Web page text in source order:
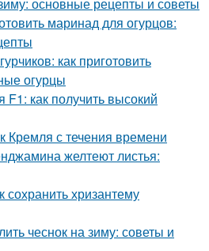
маринад для огурцов:
как приготовить
огурцы
как получить высокий
Кремля с течения времени
желтеют листья:
сохранить хризантему
чеснок на зиму: советы и